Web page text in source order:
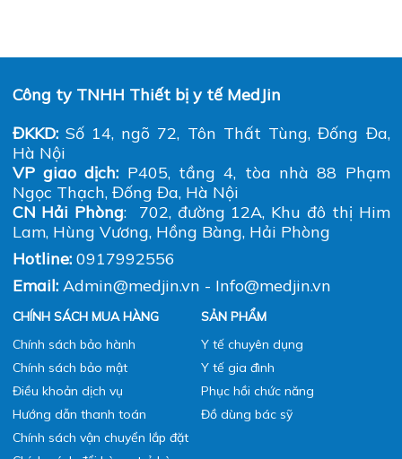
Công ty TNHH Thiết bị y tế MedJin
ĐKKD: Số 14, ngõ 72, Tôn Thất Tùng, Đống Đa,
Hà Nội
VP giao dịch: P405, tầng 4, tòa nhà 88 Phạm
Ngọc Thạch, Đống Đa, Hà Nội
CN Hải Phòng: 702, đường 12A, Khu đô thị Him
Lam, Hùng Vương, Hồng Bàng, Hải Phòng
Hotline: 0917992556
Email: Admin@medjin.vn - Info@medjin.vn
CHÍNH SÁCH MUA HÀNG
Chính sách bảo hành
Chính sách bảo mật
Điều khoản dịch vụ
Hướng dẫn thanh toán
Chính sách vận chuyển lắp đặt
SẢN PHẨM
Y tế chuyên dụng
Y tế gia đình
Phục hồi chức năng
Đồ dùng bác sỹ